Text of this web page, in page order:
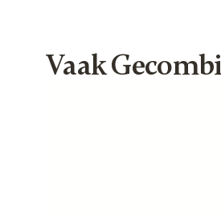
Vaak